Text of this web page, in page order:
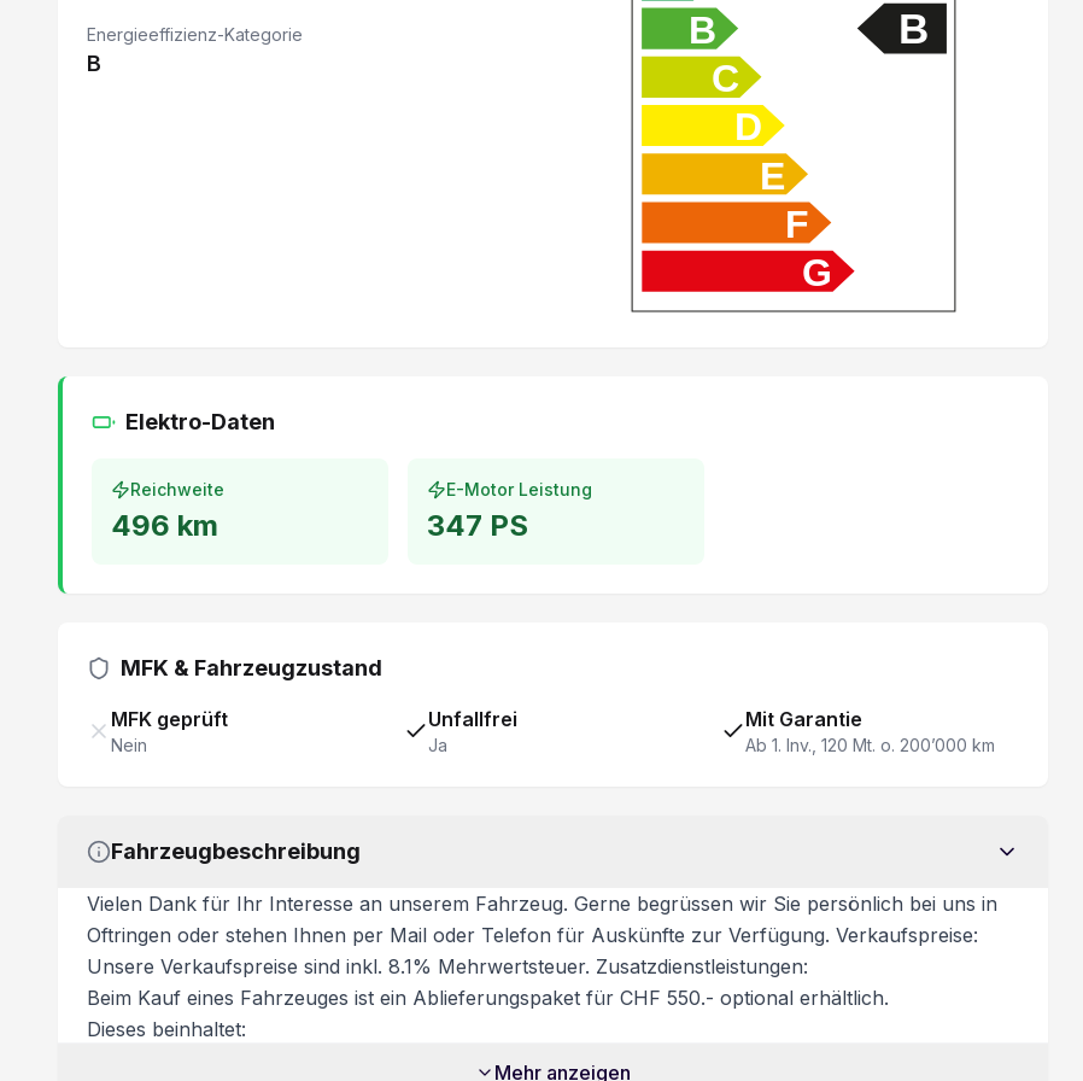
Bluetooth Freisprechanlage mit Spracherkennung
Details siehe gültige Preisliste des Importeurs Beifahrersitz elektrisch verstellbar
Elektrische Fensterheber vorne + hinten
Isofix-Kindersitzbefestigung
Elektr. Lendenwirbelstütze Fahrersitz
Abgedunkelte Scheiben ab B-Säule
Energieeffizienz-Kategorie
B
B
C
D
E
F
G
B
Elektro-Daten
Reichweite
496 km
E-Motor Leistung
347 PS
MFK & Fahrzeugzustand
MFK geprüft
Nein
Unfallfrei
Ja
Mit Garantie
Ab 1. Inv., 120 Mt. o. 200’000 km
Fahrzeugbeschreibung
Vielen Dank für Ihr Interesse an unserem Fahrzeug. Gerne begrüssen wir Sie persönlich bei uns in
Oftringen oder stehen Ihnen per Mail oder Telefon für Auskünfte zur Verfügung. Verkaufspreise:
Unsere Verkaufspreise sind inkl. 8.1% Mehrwertsteuer. Zusatzdienstleistungen:
Beim Kauf eines Fahrzeuges ist ein Ablieferungspaket für CHF 550.- optional erhältlich.
Dieses beinhaltet:
Mehr anzeigen